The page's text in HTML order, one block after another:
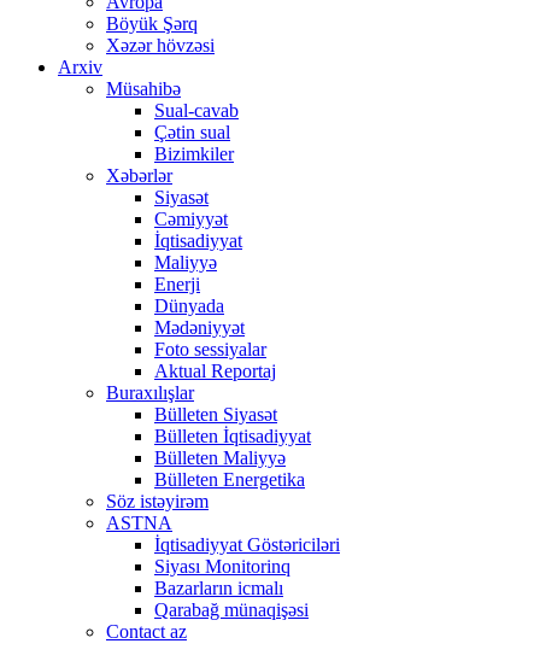
Böyük Şərq
Xəzər hövzəsi
Arxiv
Müsahibə
Sual-cavab
Çətin sual
Bizimkiler
Xəbərlər
Siyasət
Cəmiyyət
İqtisadiyyat
Maliyyə
Enerji
Dünyada
Mədəniyyət
Foto sessiyalar
Aktual Reportaj
Buraxılışlar
Bülleten Siyasət
Bülleten İqtisadiyyat
Bülleten Maliyyə
Bülleten Energetika
Söz istəyirəm
ASTNA
İqtisadiyyat Göstəriciləri
Siyası Monitorinq
Bazarların icmalı
Qarabağ münaqişəsi
Contact az